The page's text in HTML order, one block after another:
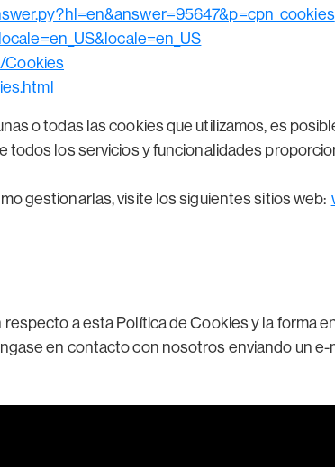
Cookies
o todas las cookies que utilizamos, es
los servicios y funcionalidades
gestionarlas, visite los siguientes sitios web:
a esta Política de Cookies y la forma
en contacto con nosotros enviando un e-